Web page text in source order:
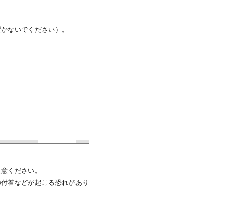
ないでください）。
ください。
着などが起こる恐れがあり